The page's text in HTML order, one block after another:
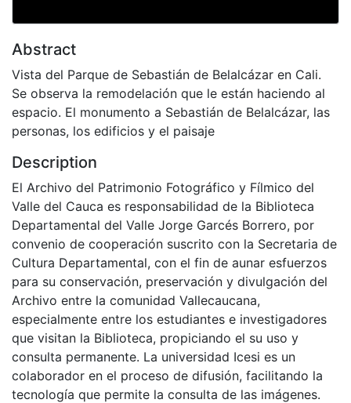
Abstract
Vista del Parque de Sebastián de Belalcázar en Cali.
Se observa la remodelación que le están haciendo al
espacio. El monumento a Sebastián de Belalcázar, las
personas, los edificios y el paisaje
Description
El Archivo del Patrimonio Fotográfico y Fílmico del
Valle del Cauca es responsabilidad de la Biblioteca
Departamental del Valle Jorge Garcés Borrero, por
convenio de cooperación suscrito con la Secretaria de
Cultura Departamental, con el fin de aunar esfuerzos
para su conservación, preservación y divulgación del
Archivo entre la comunidad Vallecaucana,
especialmente entre los estudiantes e investigadores
que visitan la Biblioteca, propiciando el su uso y
consulta permanente. La universidad Icesi es un
colaborador en el proceso de difusión, facilitando la
tecnología que permite la consulta de las imágenes.